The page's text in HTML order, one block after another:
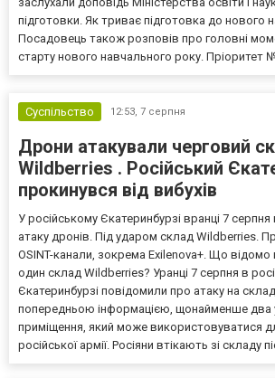
підготовки. Як триває підготовка до нового
Посадовець також розповів про головні
старту нового навчального року. Пріоритет
Суспільство 12:53, 7 серпня
Дрони атакували черговий
Wildberries . Російський
прокинувся від вибухів
У російському Єкатеринбурзі вранці 7
атаку дронів. Під ударом склад Wildberries.
OSINT-канали, зокрема Exilenova+. Що відомо
один склад Wildberries? Уранці 7 серпня в
Єкатеринбурзі повідомили про атаку на
попередньою інформацією, щонайменше два
приміщення, який може використовуватися
російської армії. Росіяни втікають зі складу